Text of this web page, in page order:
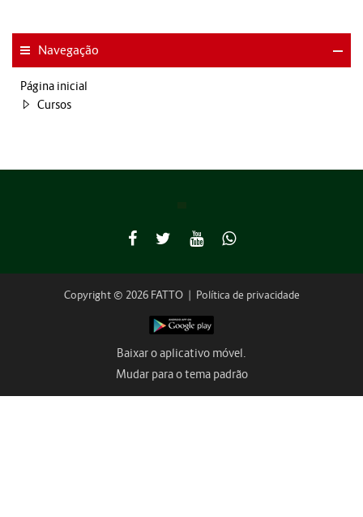
Navegação
Página inicial
Cursos
Copyright © 2026 FATTO | Política de privacidade
Baixar o aplicativo móvel.
Mudar para o tema padrão